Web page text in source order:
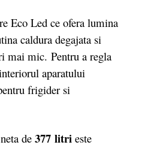
Led ce ofera lumina
caldura degajata si
mai mic. Pentru a regla
aparatului
frigider si
de 377 litri este